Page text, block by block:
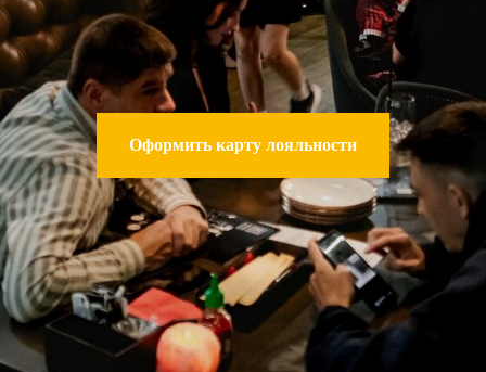
Оформить карту лояльности